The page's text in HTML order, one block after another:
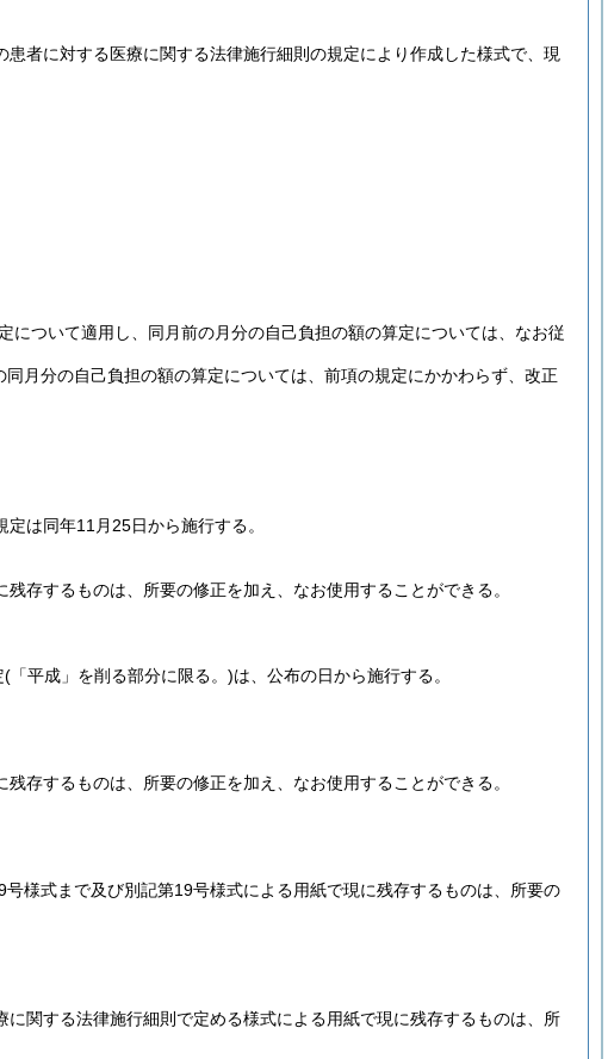
者に対する医療に関する法律施行細則の規定により作成した様式で、現
ついて適用し、同月前の月分の自己負担の額の算定については、なお従
月分の自己負担の額の算定については、前項の規定にかかわらず、改正
は同年11月25日から施行する。
存するものは、所要の修正を加え、なお使用することができる。
(「平成」を削る部分に限る。)は、公布の日から施行する。
存するものは、所要の修正を加え、なお使用することができる。
様式まで及び別記第19号様式による用紙で現に残存するものは、所要の
関する法律施行細則で定める様式による用紙で現に残存するものは、所